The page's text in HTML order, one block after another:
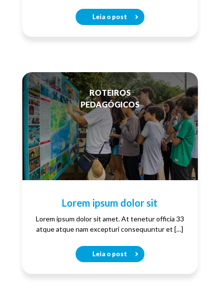
Leia o post
ROTEIROS
PEDAGÓGICOS
Lorem ipsum dolor sit
Lorem ipsum dolor sit amet. At tenetur officia 33
atque atque nam excepturi consequuntur et […]
Leia o post